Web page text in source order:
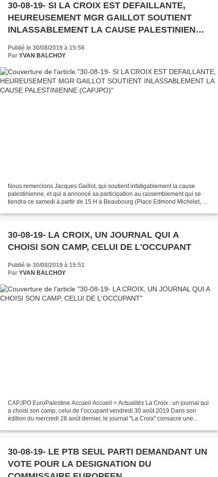
30-08-19- SI LA CROIX EST DEFAILLANTE,
HEUREUSEMENT MGR GAILLOT SOUTIENT
INLASSABLEMENT LA CAUSE PALESTINIENNE
(CAPJPO)
Publié le 30/08/2019 à 15:56
Par YVAN BALCHOY
Nous remercions Jacques Gaillot, qui soutient infatigablement la cause
palestinienne, et qui a annoncé sa participation au rassemblement qui se
tiendra ce samedi à partir de 15 H à Beaubourg (Place Edmond Michelet, en
30-08-19- LA CROIX, UN JOURNAL QUI A
CHOISI SON CAMP, CELUI DE L'OCCUPANT
Publié le 30/08/2019 à 15:51
Par YVAN BALCHOY
CAPJPO EuroPalestine Accueil Accueil > Actualités La Croix : un journal qui
a choisi son camp, celui de l’occupant vendredi 30 août 2019 Dans son
édition du mercredi 28 août dernier, le journal "La Croix" consacre une
30-08-19- LE PTB SEUL PARTI DEMANDANT UN
VOTE POUR LA DESIGNATION DU